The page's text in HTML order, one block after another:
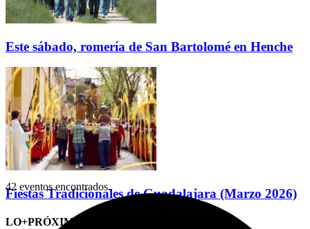
Este sábado, romería de San Bartolomé en Henche
Fiestas Tradicionales de Guadalajara (Marzo 2026)
LO+PRÓXIMO (CITAS)
42 eventos encontrados.